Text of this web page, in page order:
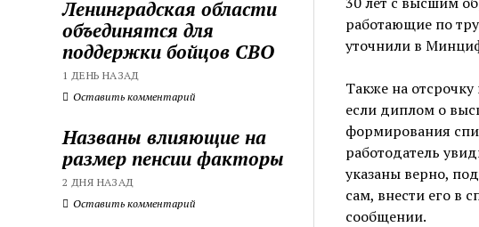
Ленинградская области
объединятся для
поддержки бойцов СВО
1 ДЕНЬ НАЗАД
Оставить комментарий
Названы влияющие на
размер пенсии факторы
2 ДНЯ НАЗАД
Оставить комментарий
работающие по
уточнили в
Также на
если диплом о
формирования
работодатель
указаны верно,
сам, внести его в
сообщении.